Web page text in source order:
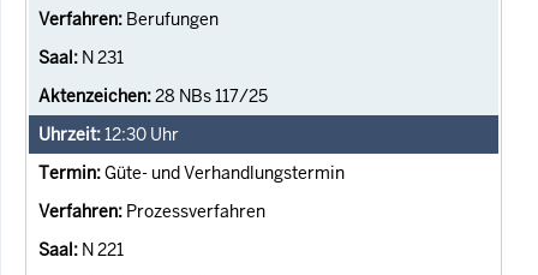
Berufungen
N 231
28 NBs 117/25
12:30 Uhr
Güte- und Verhandlungstermin
Prozessverfahren
N 221